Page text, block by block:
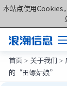
本站点使用Cookies
产品
解决方案
首页 > 关于我们 >
的“田螺姑娘”